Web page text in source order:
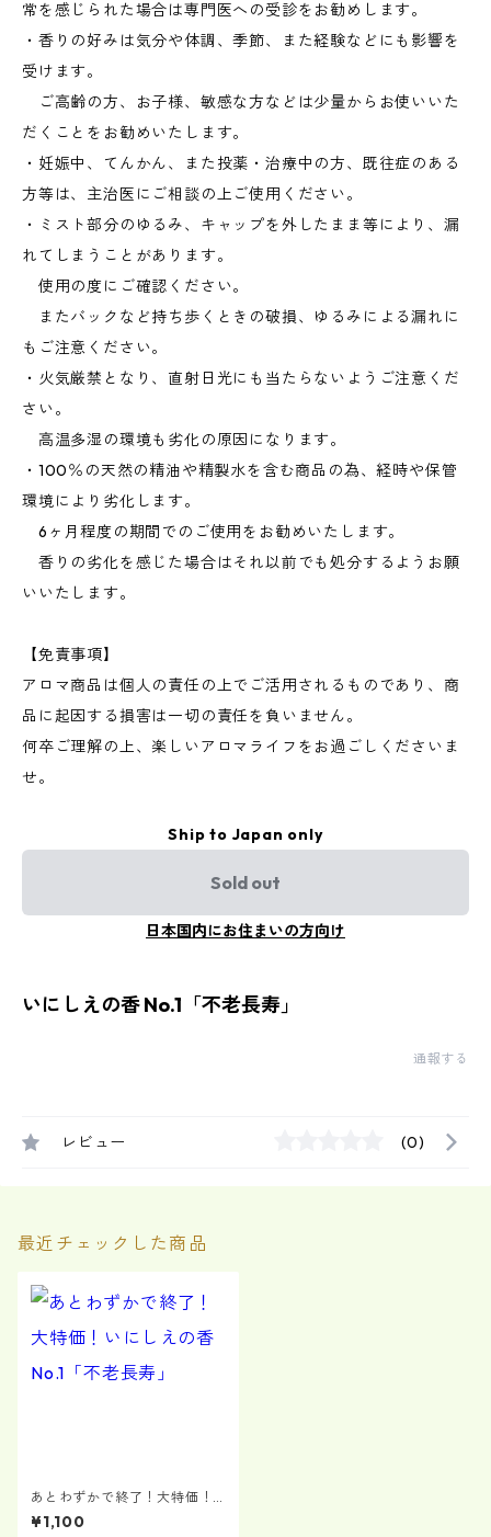
常を感じられた場合は専門医への受診をお勧めします。
・香りの好みは気分や体調、季節、また経験などにも影響を
受けます。
ご高齢の方、お子様、敏感な方などは少量からお使いいた
だくことをお勧めいたします。
・妊娠中、てんかん、また投薬・治療中の方、既往症のある
方等は、主治医にご相談の上ご使用ください。
・ミスト部分のゆるみ、キャップを外したまま等により、漏
れてしまうことがあります。
使用の度にご確認ください。
またバックなど持ち歩くときの破損、ゆるみによる漏れに
もご注意ください。
・火気厳禁となり、直射日光にも当たらないようご注意くだ
さい。
高温多湿の環境も劣化の原因になります。
・100％の天然の精油や精製水を含む商品の為、経時や保管
環境により劣化します。
6ヶ月程度の期間でのご使用をお勧めいたします。
香りの劣化を感じた場合はそれ以前でも処分するようお願
いいたします。
【免責事項】
アロマ商品は個人の責任の上でご活用されるものであり、商
品に起因する損害は一切の責任を負いません。
何卒ご理解の上、楽しいアロマライフをお過ごしくださいま
せ。
Ship to Japan only
Sold out
日本国内にお住まいの方向け
いにしえの香 No.1「不老長寿」
通報する
レビュー (0)
最近チェックした商品
あとわずかで終了！大特価！
いにしえの香 No.1「不老長
寿」
¥1,100